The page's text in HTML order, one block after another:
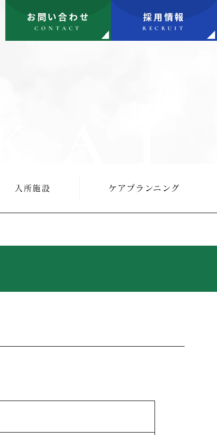
お問い合わせ
CONTACT
採用情報
RECRUIT
入所施設 ケアプランニング